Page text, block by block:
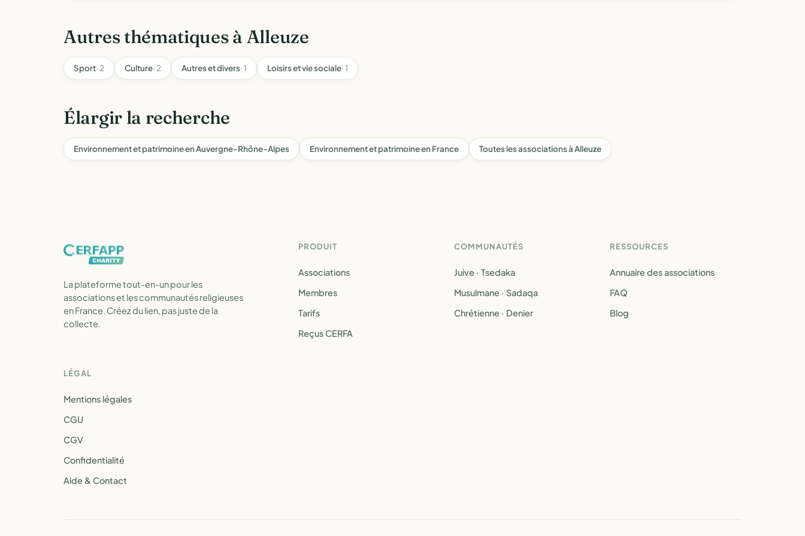
Autres thématiques à Alleuze
Sport· 2 Culture· 2 Autres et divers· 1 Loisirs et vie sociale· 1
Élargir la recherche
Environnement et patrimoine en Auvergne-Rhône-Alpes Environnement et patrimoine en France Toutes les associations à Alleuze
La plateforme tout-en-un pour les
associations et les communautés religieuses
en France. Créez du lien, pas juste de la
collecte.
PRODUIT
Associations
Membres
Tarifs
Reçus CERFA
COMMUNAUTÉS
Juive · Tsedaka
Musulmane · Sadaqa
Chrétienne · Denier
RESSOURCES
Annuaire des associations
FAQ
Blog
LÉGAL
Mentions légales
CGU
CGV
Confidentialité
Aide & Contact